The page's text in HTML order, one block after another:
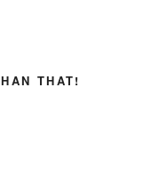
THAT!